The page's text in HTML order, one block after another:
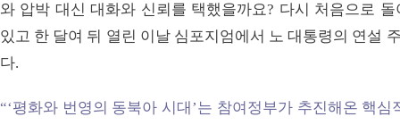
와 압박 대신 대화와 신뢰를 택했을까요? 다시 처음으로
있고 한 달여 뒤 열린 이날 심포지엄에서 노 대통령의 연설
다.
“‘평화와 번영의 동북아 시대’는 참여정부가 추진해온 핵